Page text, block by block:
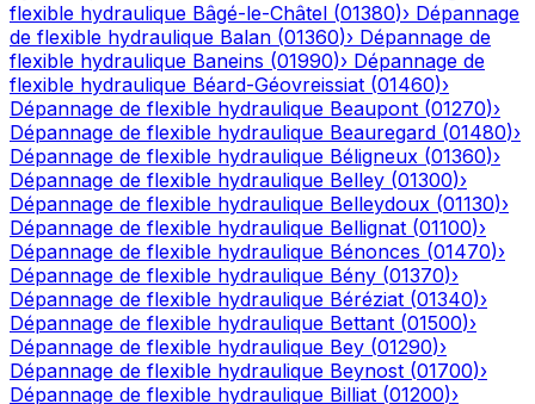
flexible hydraulique Bâgé-le-Châtel (01380)› Dépannage
de flexible hydraulique Balan (01360)› Dépannage de
flexible hydraulique Baneins (01990)› Dépannage de
flexible hydraulique Béard-Géovreissiat (01460)›
Dépannage de flexible hydraulique Beaupont (01270)›
Dépannage de flexible hydraulique Beauregard (01480)›
Dépannage de flexible hydraulique Béligneux (01360)›
Dépannage de flexible hydraulique Belley (01300)›
Dépannage de flexible hydraulique Belleydoux (01130)›
Dépannage de flexible hydraulique Bellignat (01100)›
Dépannage de flexible hydraulique Bénonces (01470)›
Dépannage de flexible hydraulique Bény (01370)›
Dépannage de flexible hydraulique Béréziat (01340)›
Dépannage de flexible hydraulique Bettant (01500)›
Dépannage de flexible hydraulique Bey (01290)›
Dépannage de flexible hydraulique Beynost (01700)›
Dépannage de flexible hydraulique Billiat (01200)›